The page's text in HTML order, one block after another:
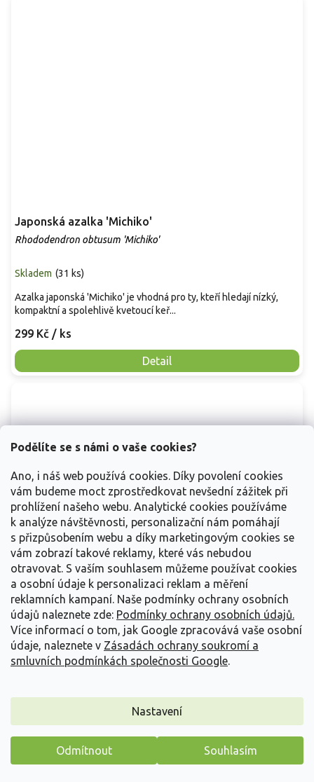
Podělíte se s námi o vaše cookies?
Ano, i náš web používá cookies. Díky povolení cookies
vám budeme moct zprostředkovat nevšední zážitek při
prohlížení našeho webu. Analytické cookies používáme
k analýze návštěvnosti, personalizační nám pomáhají
s přizpůsobením webu a díky marketingovým cookies se
vám zobrazí takové reklamy, které vás nebudou
otravovat. S vaším souhlasem můžeme používat cookies
a osobní údaje k personalizaci reklam a měření
reklamních kampaní. Naše podmínky ochrany osobních
údajů naleznete zde: Podmínky ochrany osobních údajů.
Více informací o tom, jak Google zpracovává vaše osobní
údaje, naleznete v Zásadách ochrany soukromí a
smluvních podmínkách společnosti Google.
Nastavení
Odmítnout Souhlasím
Japonská azalka 'Michiko'
Rhododendron obtusum 'Michiko'
Skladem (31 ks)
299 Kč / ks
Detail
Azalka japonská 'Michiko' je vhodná pro ty, kteří hledají nízký,
kompaktní a spolehlivě kvetoucí keř...
Japonská azalka 'Sara'
Rhododendron obtusum 'Sara'
Skladem (21 ks)
Po deseti letech dosahuje výšky 50 cm...
Máme pro vás malý dárek